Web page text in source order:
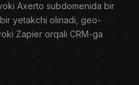
Axerto subdomenida bir
yetakchi olinadi, geo-
Zapier orqali CRM-ga